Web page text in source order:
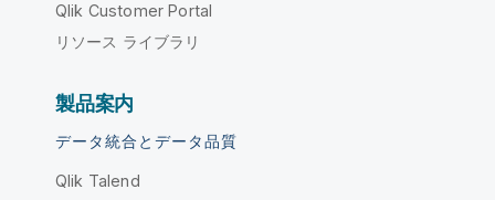
Qlik Customer Portal
リソース ライブラリ
製品案内
データ統合とデータ品質
Qlik Talend